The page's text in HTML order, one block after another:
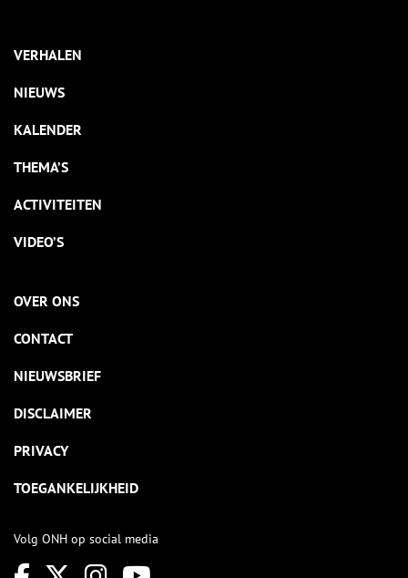
VERHALEN
NIEUWS
KALENDER
THEMA’S
ACTIVITEITEN
VIDEO’S
OVER ONS
CONTACT
NIEUWSBRIEF
DISCLAIMER
PRIVACY
TOEGANKELIJKHEID
Volg ONH op social media